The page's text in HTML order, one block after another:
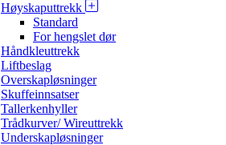
Høyskaputtrekk
Standard
For hengslet dør
Håndkleuttrekk
Liftbeslag
Overskapløsninger
Skuffeinnsatser
Tallerkenhyller
Trådkurver/ Wireuttrekk
Underskapløsninger